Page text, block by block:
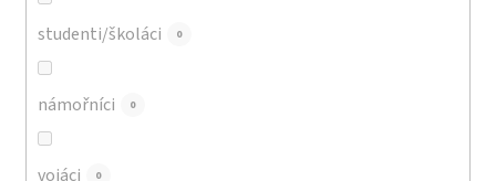
studenti/školáci 0
námořníci 0
vojáci 0